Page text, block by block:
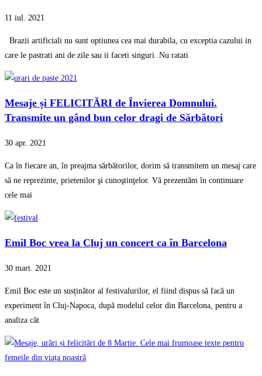
11 iul. 2021
Brazii artificiali nu sunt optiunea cea mai durabila, cu exceptia cazului in
care le pastrati ani de zile sau ii faceti singuri. Nu ratati
Mesaje și FELICITĂRI de Învierea Domnului.
Transmite un gând bun celor dragi de Sărbători
30 apr. 2021
Ca în fiecare an, în preajma sărbătorilor, dorim să transmitem un mesaj care
să ne reprezinte, prietenilor şi cunoştinţelor. Vă prezentăm în continuare
cele mai
Emil Boc vrea la Cluj un concert ca în Barcelona
30 mart. 2021
Emil Boc este un susținător al festivalurilor, el fiind dispus să facă un
experiment în Cluj-Napoca, după modelul celor din Barcelona, pentru a
analiza cât